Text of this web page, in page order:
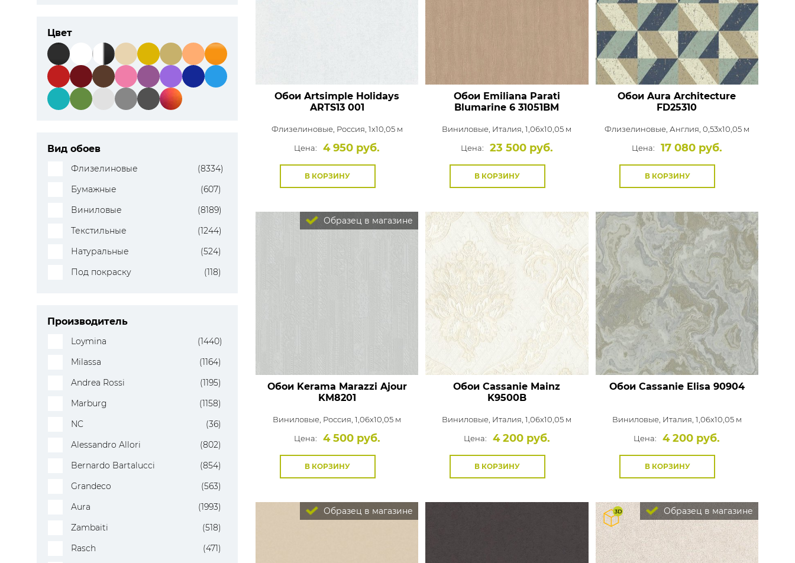
ПОКАЗАТЬ ВСЕ ОБОИ
Цвет
Вид обоев
Флизелиновые
(8334)
Бумажные
(607)
Виниловые
(8189)
Текстильные
(1244)
Натуральные
(524)
Под покраску
(118)
Производитель
Loymina
(1440)
Milassa
(1164)
Andrea Rossi
(1195)
Marburg
(1158)
NC
(36)
Alessandro Allori
(802)
Bernardo Bartalucci
(854)
Grandeco
(563)
Aura
(1993)
Zambaiti
(518)
Rasch
(471)
Обои Artsimple Holidays
ARTS13 001
Флизелиновые, Россия, 1x10,05 м
Цена:
4 950 руб.
В КОРЗИНУ
Обои Emiliana Parati
Blumarine 6 31051BM
Виниловые, Италия, 1,06x10,05 м
Цена:
23 500 руб.
В КОРЗИНУ
Обои Aura Architecture
FD25310
Флизелиновые, Англия, 0,53x10,05 м
Цена:
17 080 руб.
В КОРЗИНУ
Образец в магазине
Обои Kerama Marazzi Ajour
KM8201
Виниловые, Россия, 1,06x10,05 м
Цена:
4 500 руб.
В КОРЗИНУ
Обои Cassanie Mainz
K9500B
Виниловые, Италия, 1,06x10,05 м
Цена:
4 200 руб.
В КОРЗИНУ
Обои Cassanie Elisa 90904
Виниловые, Италия, 1,06x10,05 м
Цена:
4 200 руб.
В КОРЗИНУ
Образец в магазине Образец в магазине